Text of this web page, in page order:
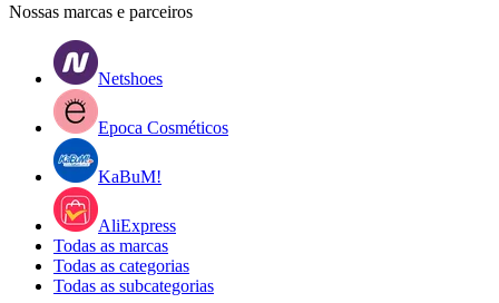
Nossas marcas e parceiros
Netshoes
Epoca Cosméticos
KaBuM!
AliExpress
Todas as marcas
Todas as categorias
Todas as subcategorias